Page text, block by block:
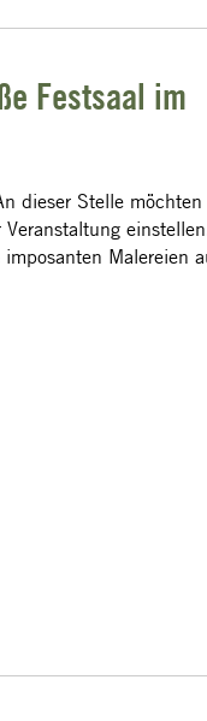
Festsaal im
dieser Stelle möchten
Malereien